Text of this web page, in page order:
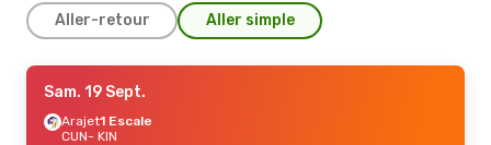
Aller-retour Aller simple
Jeu. 1 Oct.- Mar. 6 Oct.
Copa Airlines1 Escale
CUN- KIN
Sam. 19 Sept.
Arajet1 Escale
CUN- KIN